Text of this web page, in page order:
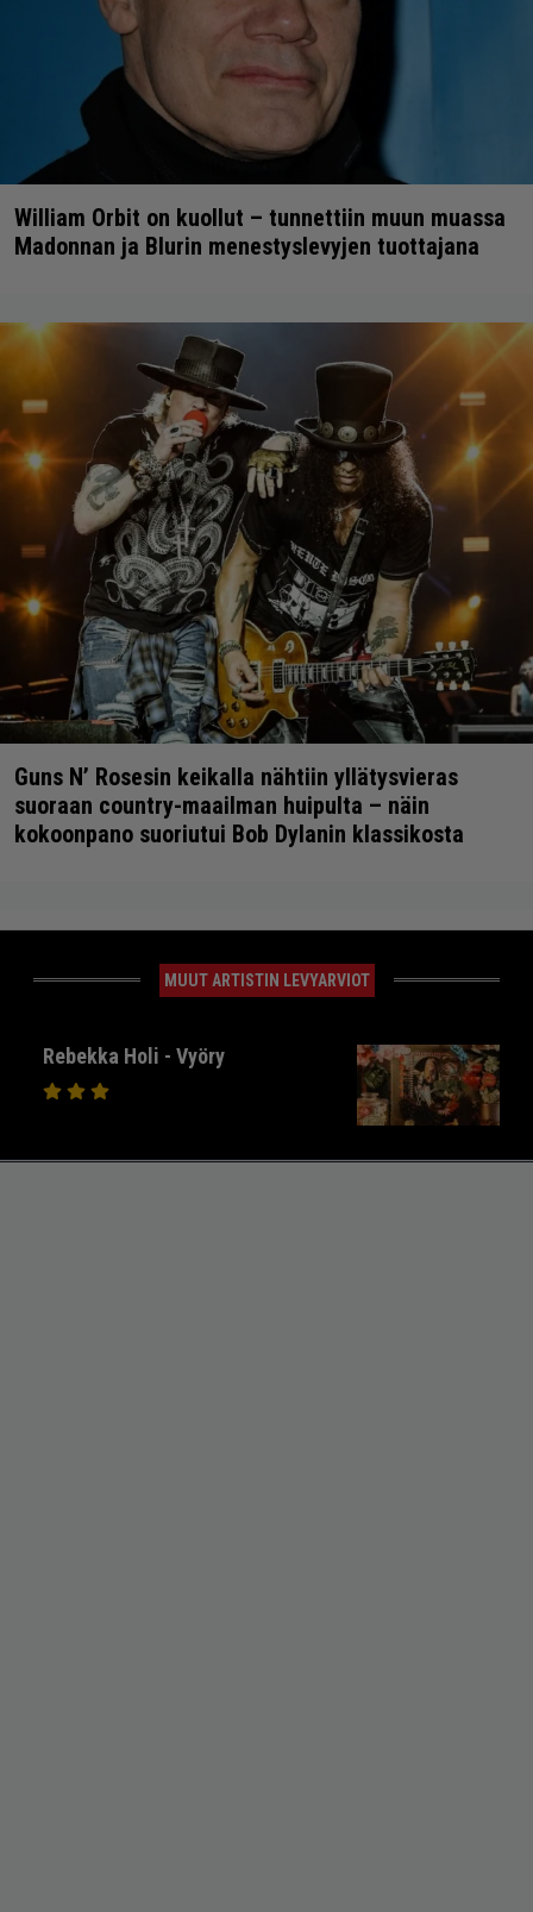
William Orbit on kuollut – tunnettiin muun muassa
Madonnan ja Blurin menestyslevyjen tuottajana
Guns N’ Rosesin keikalla nähtiin yllätysvieras
suoraan country-maailman huipulta – näin
kokoonpano suoriutui Bob Dylanin klassikosta
MUUT ARTISTIN LEVYARVIOT
Rebekka Holi - Vyöry